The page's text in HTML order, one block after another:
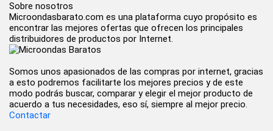
Sobre nosotros
Microondasbarato.com es una plataforma cuyo propósito es
encontrar las mejores ofertas que ofrecen los principales
distribuidores de productos por Internet.
Somos unos apasionados de las compras por internet, gracias
a esto podremos facilitarte los mejores precios y de este
modo podrás buscar, comparar y elegir el mejor producto de
acuerdo a tus necesidades, eso sí, siempre al mejor precio.
Contactar